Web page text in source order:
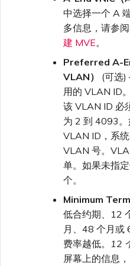
中选择一个 A
多信息，请参阅
建 MVE。
Preferred A-
VLAN）
(可选)
用的 VLAN ID。
该 VLAN ID 必
为 2 到 4093
VLAN ID，系
VLAN 号。
单。如果未指
个。
Minimum
低合约期、12
月、48 个月或
费率越低。 12
屏幕上的信息